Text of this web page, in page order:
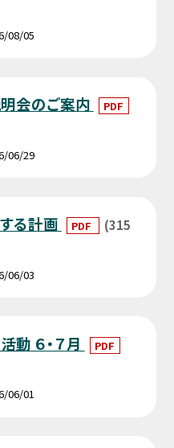
08/05
会のご案内 PDF
06/29
る計画 PDF
(315
06/03
６・７月 PDF
06/01